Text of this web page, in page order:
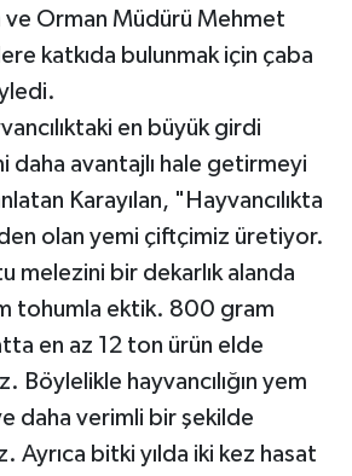
ve Orman Müdürü Mehmet
katkıda bulunmak için çaba
en büyük girdi
daha avantajlı hale getirmeyi
Karayılan, "Hayvancılıkta
olan yemi çiftçimiz üretiyor.
melezini bir dekarlık alanda
tohumla ektik. 800 gram
en az 12 ton ürün elde
Böylelikle hayvancılığın yem
daha verimli bir şekilde
Ayrıca bitki yılda iki kez hasat